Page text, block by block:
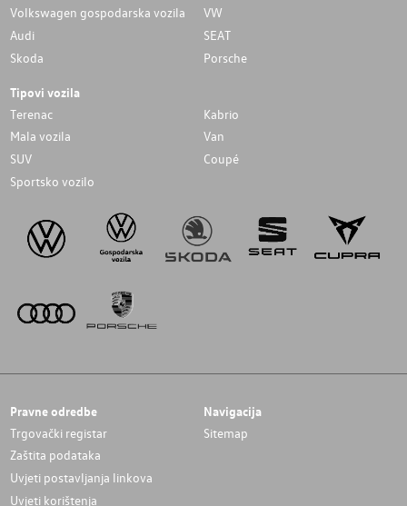
Volkswagen gospodarska vozila
VW
Audi
SEAT
Skoda
Porsche
Tipovi vozila
Terenac
Kabrio
Mala vozila
Van
SUV
Coupé
Sportsko vozilo
Pravne odredbe
Trgovački registar
Zaštita podataka
Uvjeti postavljanja linkova
Uvjeti korištenja
Navigacija
Sitemap